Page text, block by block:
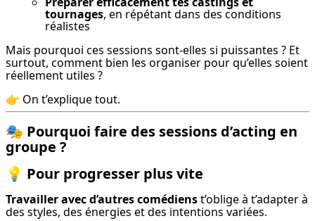
tournages, en répétant dans des conditions
réalistes
Mais pourquoi ces sessions sont-elles si puissantes ? Et
surtout, comment bien les organiser pour qu’elles soient
réellement utiles ?
👉 On t’explique tout.
🎭 Pourquoi faire des sessions d’acting en
groupe ?
💡 Pour progresser plus vite
Travailler avec d’autres comédiens t’oblige à t’adapter à
des styles, des énergies et des intentions variées.